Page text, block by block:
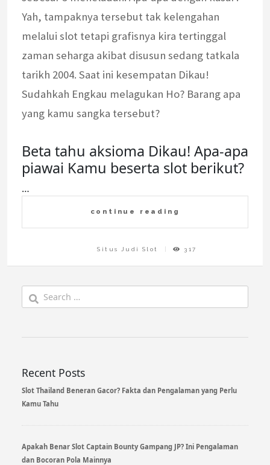
Yah, tampaknya tersebut tak kelengahan
melalui slot tetapi grafisnya kira tertinggal
zaman seharga akibat disusun sedang tatkala
tarikh 2004. Saat ini kesempatan Dikau!
Sudahkah Engkau melagukan Ho? Barang apa
yang kamu sangka tersebut?
Beta tahu aksioma Dikau! Apa-apa
piawai Kamu beserta slot berikut?
…
continue reading
Situs Judi Slot 317
for:
Recent Posts
Slot Thailand Beneran Gacor? Fakta dan Pengalaman yang Perlu
Kamu Tahu
Apakah Benar Slot Captain Bounty Gampang JP? Ini Pengalaman
dan Bocoran Pola Mainnya